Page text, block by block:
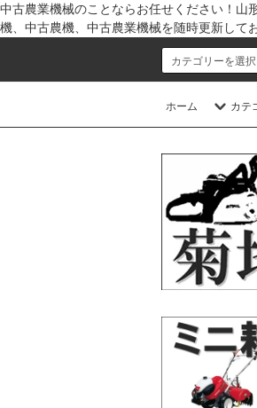
中古農業機械のことならお任せください！山
機、中古農機、中古農業機械を随時更新して
ホーム カテ